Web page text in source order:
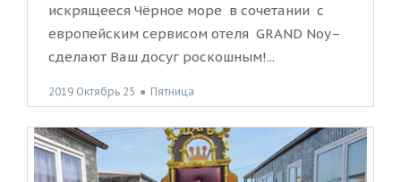
искрящееся Чёрное море в сочетании с
европейским сервисом отеля GRAND Noy–
сделают Ваш досуг роскошным!...
2019 Октябрь 25 ● Пятница